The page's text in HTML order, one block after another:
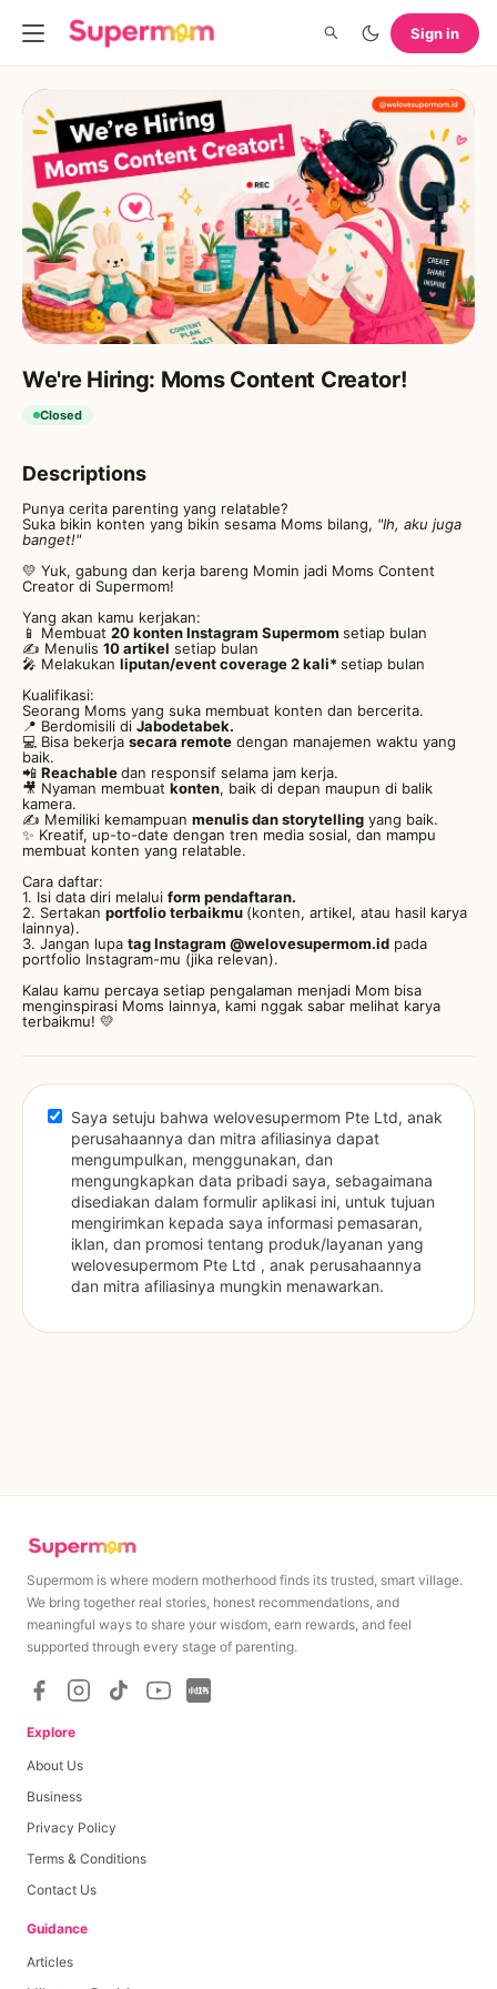
Sign in
We're Hiring: Moms Content Creator!
Closed
Descriptions
Punya cerita parenting yang relatable?
Suka bikin konten yang bikin sesama Moms bilang, "Ih, aku juga
banget!"
💛 Yuk, gabung dan kerja bareng Momin jadi Moms Content
Creator di Supermom!
Yang akan kamu kerjakan:
📱 Membuat 20 konten Instagram Supermom setiap bulan
✍️ Menulis 10 artikel setiap bulan
🎤 Melakukan liputan/event coverage 2 kali* setiap bulan
Kualifikasi:
Seorang Moms yang suka membuat konten dan bercerita.
📍 Berdomisili di Jabodetabek.
💻 Bisa bekerja secara remote dengan manajemen waktu yang
baik.
📲 Reachabledan responsif selama jam kerja.
🎥 Nyaman membuat konten, baik di depan maupun di balik
kamera.
✍️ Memiliki kemampuan menulis dan storytelling yang baik.
✨ Kreatif, up-to-date dengan tren media sosial, dan mampu
membuat konten yang relatable.
Cara daftar:
1. Isi data diri melalui form pendaftaran.
2. Sertakan portfolio terbaikmu (konten, artikel, atau hasil karya
lainnya).
3. Jangan lupa tag Instagram @welovesupermom.id pada
portfolio Instagram-mu (jika relevan).
Kalau kamu percaya setiap pengalaman menjadi Mom bisa
menginspirasi Moms lainnya, kami nggak sabar melihat karya
terbaikmu! 💛
Saya setuju bahwa welovesupermom Pte Ltd, anak
perusahaannya dan mitra afiliasinya dapat
mengumpulkan, menggunakan, dan
mengungkapkan data pribadi saya, sebagaimana
disediakan dalam formulir aplikasi ini, untuk tujuan
mengirimkan kepada saya informasi pemasaran,
iklan, dan promosi tentang produk/layanan yang
welovesupermom Pte Ltd , anak perusahaannya
dan mitra afiliasinya mungkin menawarkan.
Supermom is where modern motherhood finds its trusted, smart village.
We bring together real stories, honest recommendations, and
meaningful ways to share your wisdom, earn rewards, and feel
supported through every stage of parenting.
Explore
About Us
Business
Privacy Policy
Terms & Conditions
Contact Us
Guidance
Articles